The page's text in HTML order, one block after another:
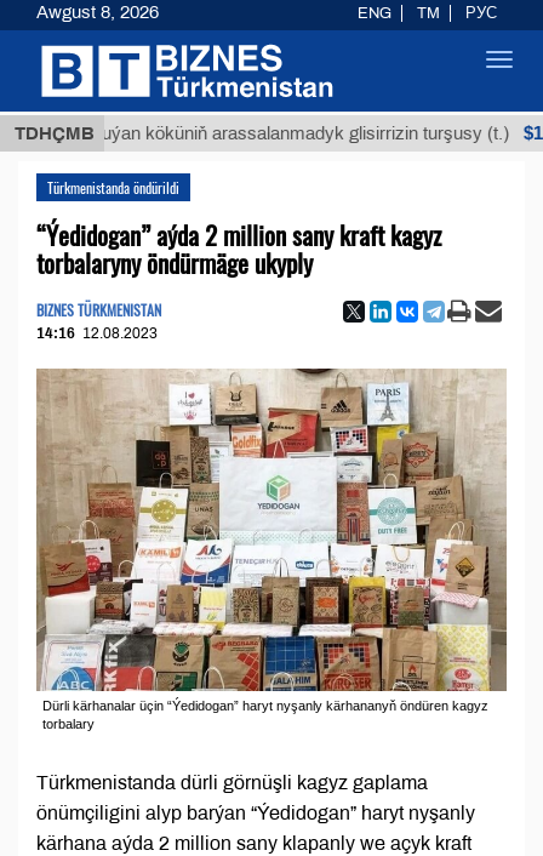
TDHÇMB
Buýan köküniň arassalanmadyk glisirrizin turşusy (t.)
Türkmenistanda öndürildi
“Ýedidogan” aýda 2 million sany kraft kagyz
torbalaryny öndürmäge ukyply
BIZNES TÜRKMENISTAN
14:16 12.08.2023
Dürli kärhanalar üçin “Ýedidogan” haryt nyşanly kärhananyň öndüren kagyz
torbalary
Türkmenistanda dürli görnüşli kagyz gaplama
önümçiligini alyp barýan “Ýedidogan” haryt nyşanly
kärhana aýda 2 million sany klapanly we açyk kraft
Awgust 8, 2026 ENG TM РУС